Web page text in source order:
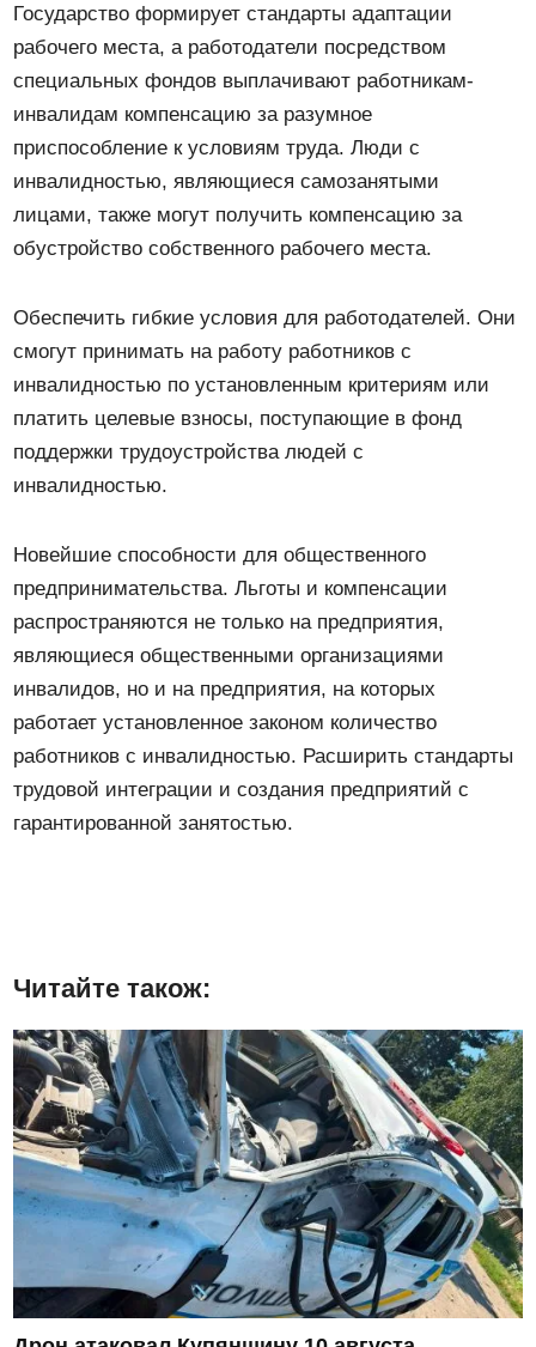
Государство формирует стандарты адаптации
рабочего места, а работодатели посредством
специальных фондов выплачивают работникам-
инвалидам компенсацию за разумное
приспособление к условиям труда. Люди с
инвалидностью, являющиеся самозанятыми
лицами, также могут получить компенсацию за
обустройство собственного рабочего места.
Обеспечить гибкие условия для работодателей. Они
смогут принимать на работу работников с
инвалидностью по установленным критериям или
платить целевые взносы, поступающие в фонд
поддержки трудоустройства людей с
инвалидностью.
Новейшие способности для общественного
предпринимательства. Льготы и компенсации
распространяются не только на предприятия,
являющиеся общественными организациями
инвалидов, но и на предприятия, на которых
работает установленное законом количество
работников с инвалидностью. Расширить стандарты
трудовой интеграции и создания предприятий с
гарантированной занятостью.
Читайте також: